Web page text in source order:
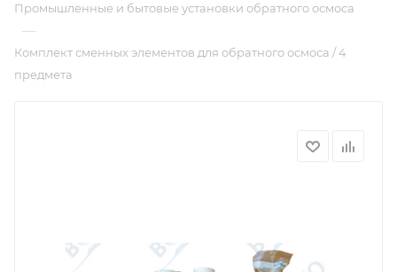
Промышленные и бытовые установки обратного осмоса
—
Комплект сменных элементов для обратного осмоса / 4
предмета